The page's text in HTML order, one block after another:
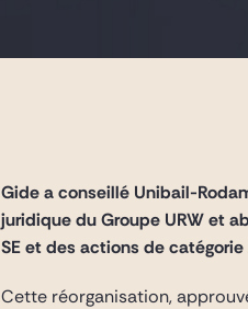
Gide a conseillé Unibail-
juridique du Groupe URW et
SE et des actions de
Cette réorganisation,